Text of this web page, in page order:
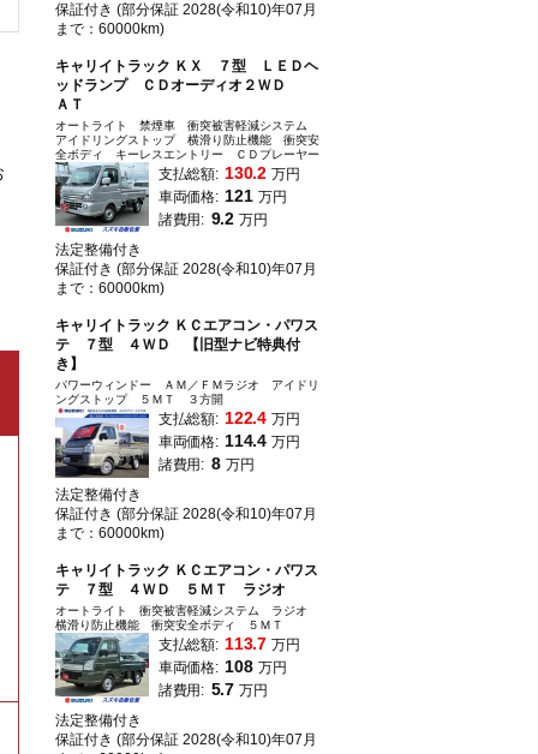
保証付き (部分保証 2028(令和10)年07月
まで：60000km)
キャリイトラック ＫＸ ７型 ＬＥＤヘ
ッドランプ ＣＤオーディオ２ＷＤ
ＡＴ
オートライト 禁煙車 衝突被害軽減システム
アイドリングストップ 横滑り防止機能 衝突安
全ボディ キーレスエントリー ＣＤプレーヤー
支払総額: 130.2 万円
車両価格: 121 万円
諸費用: 9.2 万円
法定整備付き
保証付き (部分保証 2028(令和10)年07月
まで：60000km)
キャリイトラック ＫＣエアコン・パワス
テ ７型 ４ＷＤ 【旧型ナビ特典付
き】
パワーウィンドー ＡＭ／ＦＭラジオ アイドリ
ングストップ ５ＭＴ ３方開
支払総額: 122.4 万円
車両価格: 114.4 万円
諸費用: 8 万円
法定整備付き
保証付き (部分保証 2028(令和10)年07月
まで：60000km)
キャリイトラック ＫＣエアコン・パワス
テ ７型 ４ＷＤ ５ＭＴ ラジオ
オートライト 衝突被害軽減システム ラジオ
横滑り防止機能 衝突安全ボディ ５ＭＴ
支払総額: 113.7 万円
車両価格: 108 万円
諸費用: 5.7 万円
法定整備付き
保証付き (部分保証 2028(令和10)年07月